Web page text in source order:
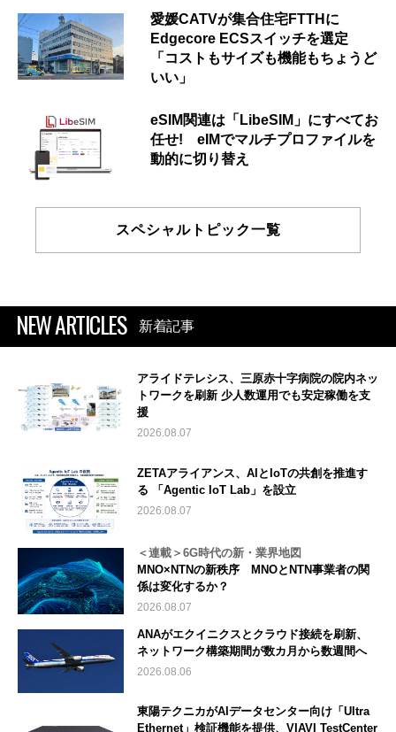
愛媛CATVが集合住宅FTTHに
Edgecore ECSスイッチを選定
「コストもサイズも機能もちょうど
いい」
eSIM関連は「LibeSIM」にすべてお
任せ! eIMでマルチプロファイルを
動的に切り替え
スペシャルトピック一覧
NEW ARTICLES 新着記事
アライドテレシス、三原赤十字病院の院内ネッ
トワークを刷新 少人数運用でも安定稼働を支
援
2026.08.07
ZETAアライアンス、AIとIoTの共創を推進す
る 「Agentic IoT Lab」を設立
2026.08.07
＜連載＞6G時代の新・業界地図
MNO×NTNの新秩序 MNOとNTN事業者の関
係は変化するか？
2026.08.07
ANAがエクイニクスとクラウド接続を刷新、
ネットワーク構築期間が数カ月から数週間へ
2026.08.06
東陽テクニカがAIデータセンター向け「Ultra
Ethernet」検証機能を提供、VIAVI TestCenter